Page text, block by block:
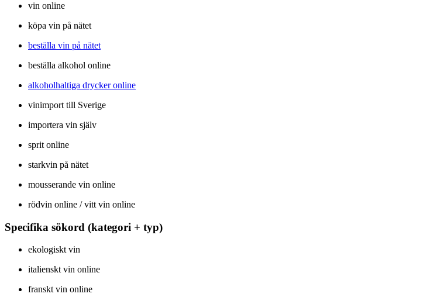
vin online
köpa vin på nätet
beställa vin på nätet
beställa alkohol online
alkoholhaltiga drycker online
vinimport till Sverige
importera vin själv
sprit online
starkvin på nätet
mousserande vin online
rödvin online / vitt vin online
Specifika sökord (kategori + typ)
ekologiskt vin
italienskt vin online
franskt vin online